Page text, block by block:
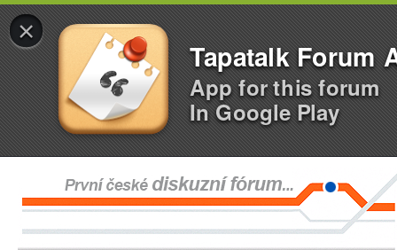
×
Tapatalk Forum
App for this forum
In Google Play